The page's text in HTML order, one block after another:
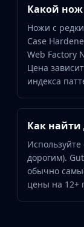
Какой нож
Ножи с
Case
Web Factory
Цена
индекса
Как найти
дорогим).
обычно
цены на 12+